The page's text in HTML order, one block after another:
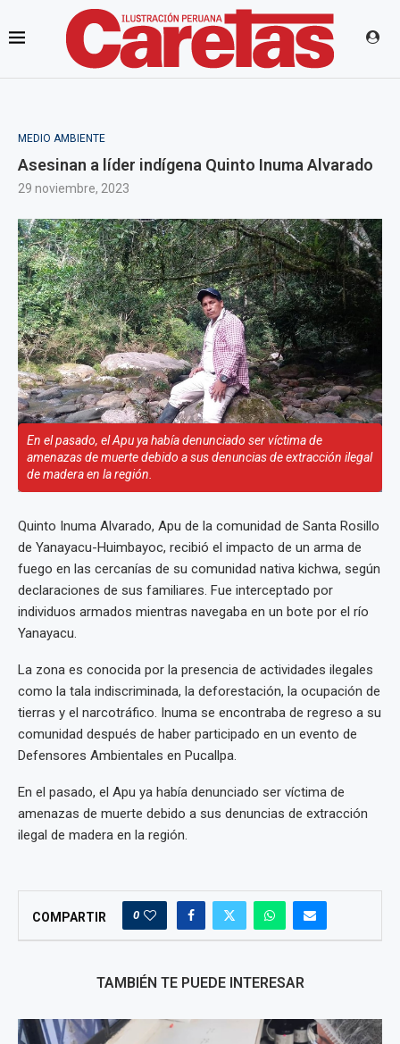
MEDIO AMBIENTE
Asesinan a líder indígena Quinto Inuma Alvarado
29 noviembre, 2023
En el pasado, el Apu ya había denunciado ser víctima de
amenazas de muerte debido a sus denuncias de extracción ilegal
de madera en la región.
Quinto Inuma Alvarado, Apu de la comunidad de Santa Rosillo
de Yanayacu-Huimbayoc, recibió el impacto de un arma de
fuego en las cercanías de su comunidad nativa kichwa, según
declaraciones de sus familiares. Fue interceptado por
individuos armados mientras navegaba en un bote por el río
Yanayacu.
La zona es conocida por la presencia de actividades ilegales
como la tala indiscriminada, la deforestación, la ocupación de
tierras y el narcotráfico. Inuma se encontraba de regreso a su
comunidad después de haber participado en un evento de
Defensores Ambientales en Pucallpa.
En el pasado, el Apu ya había denunciado ser víctima de
amenazas de muerte debido a sus denuncias de extracción
ilegal de madera en la región.
COMPARTIR 0
TAMBIÉN TE PUEDE INTERESAR